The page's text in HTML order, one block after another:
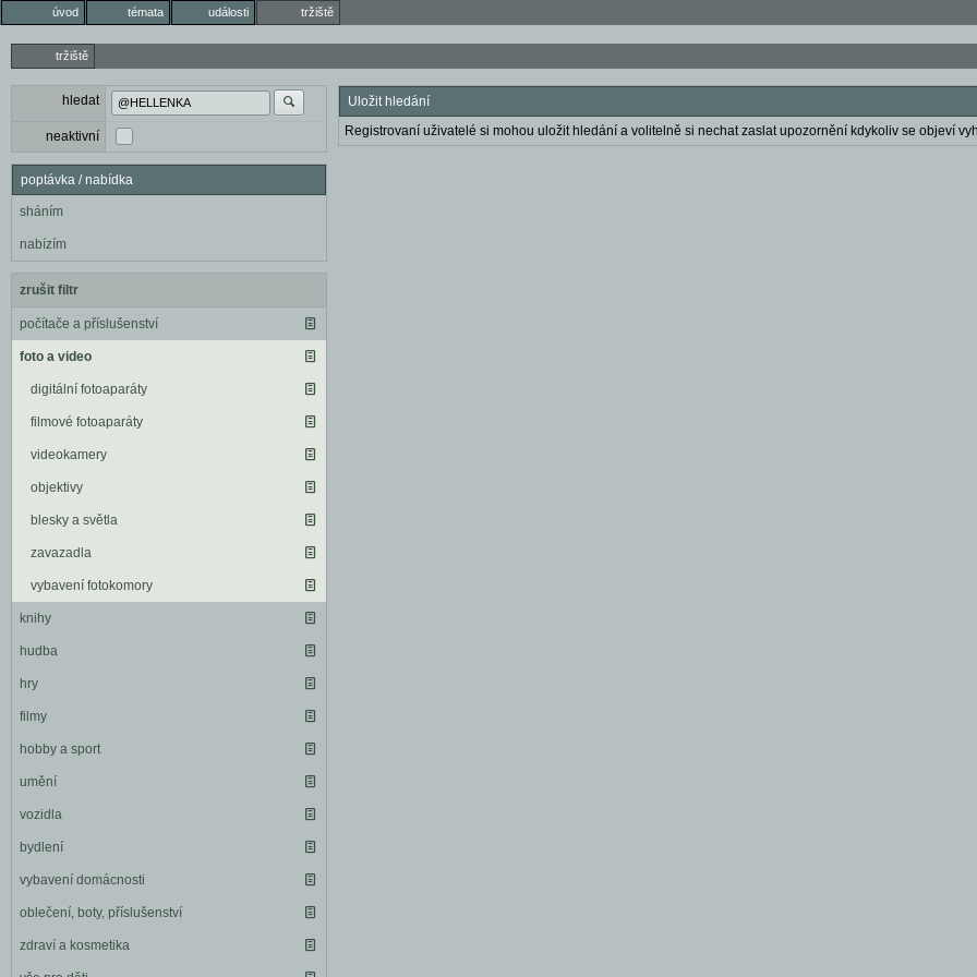
úvod témata události tržiště
tržiště
hledat
neaktivní
poptávka / nabídka
sháním
nabízím
zrušit filtr
počítače a příslušenství
foto a video
digitální fotoaparáty
filmové fotoaparáty
videokamery
objektivy
blesky a světla
zavazadla
vybavení fotokomory
knihy
hudba
hry
filmy
hobby a sport
umění
vozidla
bydlení
vybavení domácnosti
oblečení, boty, příslušenství
zdraví a kosmetika
Uložit hledání
Registrovaní uživatelé si mohou uložit hledání a volitelně si nechat zaslat upozornění kdykoliv se objeví